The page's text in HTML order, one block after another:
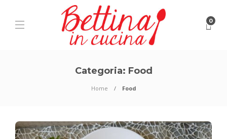
0
Categoria: Food
Home Food